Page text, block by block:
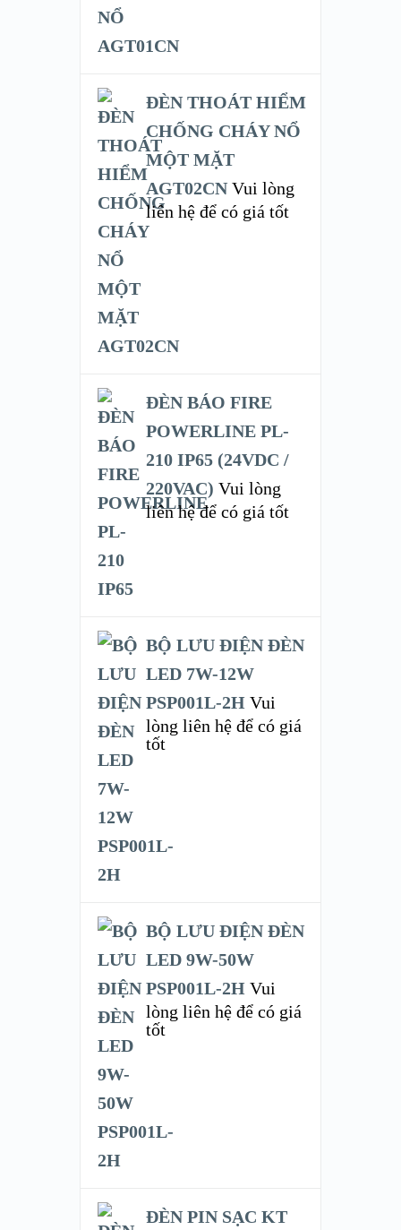
ĐÈN THOÁT HIỂM
CHỐNG CHÁY NỔ
MỘT MẶT
AGT02CN Vui lòng
liên hệ để có giá tốt
ĐÈN BÁO FIRE
POWERLINE PL-
210 IP65 (24VDC /
220VAC) Vui lòng
liên hệ để có giá tốt
BỘ LƯU ĐIỆN ĐÈN
LED 7W-12W
PSP001L-2H Vui
lòng liên hệ để có giá
tốt
BỘ LƯU ĐIỆN ĐÈN
LED 9W-50W
PSP001L-2H Vui
lòng liên hệ để có giá
tốt
ĐÈN PIN SẠC KT